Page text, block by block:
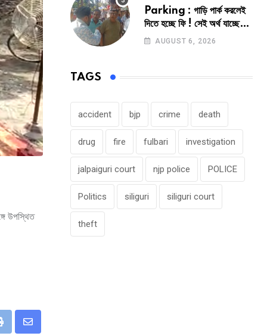
উপস্থিত
Share
Parking : গাড়ি পার্ক করলেই
দিতে হচ্ছে ফি ! সেই অর্থ যাচ্ছে
কোথায় ?
AUGUST 6, 2026
TAGS
accident bjp crime death
drug fire fulbari investigation
jalpaiguri court njp police POLICE
Politics siliguri siliguri court
theft